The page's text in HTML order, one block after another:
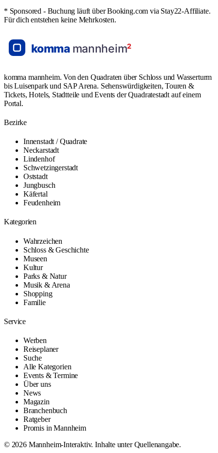
* Sponsored - Buchung läuft über Booking.com via Stay22-Affiliate.
Für dich entstehen keine Mehrkosten.
komma mannheim. Von den Quadraten über Schloss und Wasserturm
bis Luisenpark und SAP Arena. Sehenswürdigkeiten, Touren &
Tickets, Hotels, Stadtteile und Events der Quadratestadt auf einem
Portal.
Bezirke
Innenstadt / Quadrate
Neckarstadt
Lindenhof
Schwetzingerstadt
Oststadt
Jungbusch
Käfertal
Feudenheim
Kategorien
Wahrzeichen
Schloss & Geschichte
Museen
Kultur
Parks & Natur
Musik & Arena
Shopping
Familie
Service
Werben
Reiseplaner
Suche
Alle Kategorien
Events & Termine
Über uns
News
Magazin
Branchenbuch
Ratgeber
Promis in Mannheim
© 2026 Mannheim-Interaktiv. Inhalte unter Quellenangabe.